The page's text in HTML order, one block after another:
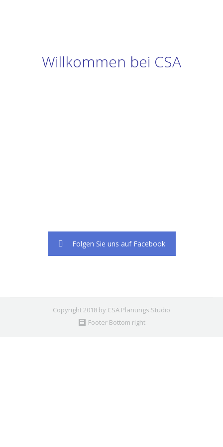
Willkommen bei CSA
Folgen Sie uns auf Facebook
Copyright 2018 by CSA Planungs.Studio
Footer Bottom right